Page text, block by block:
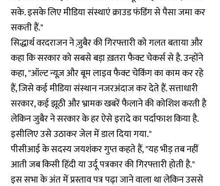
सके. इसके लिए मीडिया संस्थाएं क्राउड फंडिंग से पैसा जमा कर
सकती हैं."
सिद्धार्थ वरदराजन ने ज़ुबैर की गिरफ्तारी को गलत बताया और
कहा कि सरकार को सबसे बड़ा ख़तरा फैक्ट चेकर्स से है. उन्होंने
कहा, "ऑल्ट न्यूज़ और बूम लाइव फैक्ट चेकिंग का काम कर रहे
हैं, जिसे कई मीडिया संस्थान नजरअंदाज कर देते हैं. सत्ताधारी
सरकार, कई झूठी और भ्रामक खबरें फैलाने की कोशिश करती है
लेकिन जुबैर ने सरकार के हर ऐसे इरादे का पर्दाफाश किया है.
इसीलिए उसे उठाकर जेल में डाल दिया गया."
पीसीआई के सदस्य जयशंकर गुप्त कहते हैं, "यह भीड़ तब नहीं
आती जब किसी हिंदी या उर्दू पत्रकार की गिरफ्तारी होती है."
इस सभा के अंत में प्रस्ताव पत्र पढ़ा जाने वाला था लेकिन उससे